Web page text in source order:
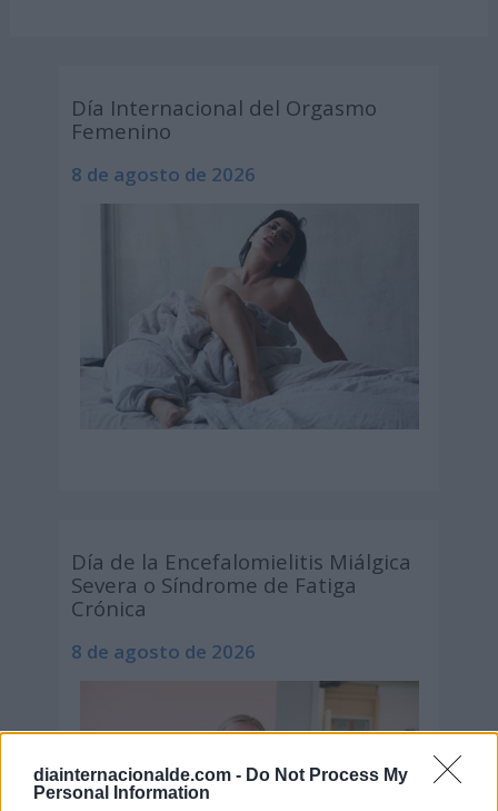
diainternacionalde.com - Do Not Process My
Personal Information
Día Internacional del Orgasmo
Femenino
8 de agosto de 2026
Día de la Encefalomielitis Miálgica
Severa o Síndrome de Fatiga
Crónica
8 de agosto de 2026